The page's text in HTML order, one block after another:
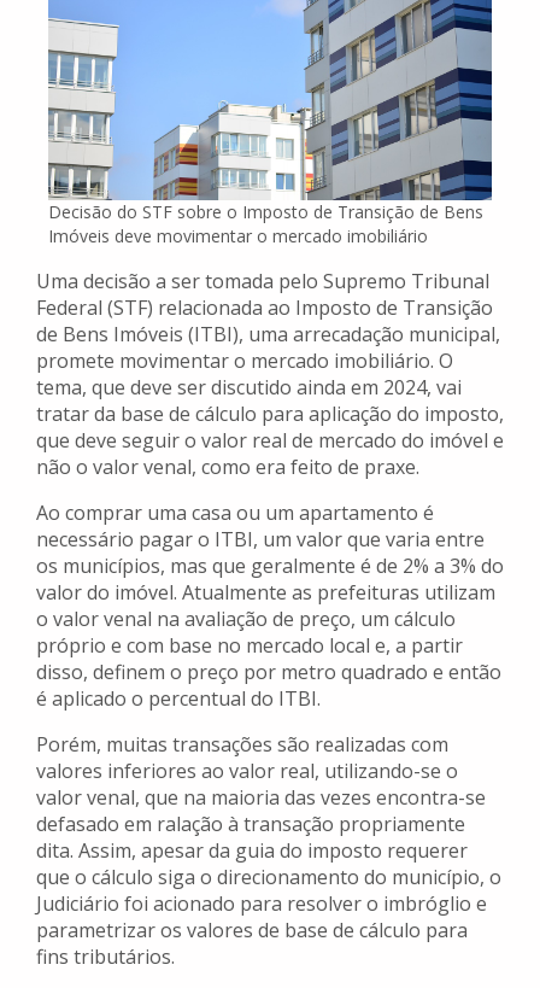
Decisão do STF sobre o Imposto de Transição de Bens
Imóveis deve movimentar o mercado imobiliário
Uma decisão a ser tomada pelo Supremo Tribunal
Federal (STF) relacionada ao Imposto de Transição
de Bens Imóveis (ITBI), uma arrecadação municipal,
promete movimentar o mercado imobiliário. O
tema, que deve ser discutido ainda em 2024, vai
tratar da base de cálculo para aplicação do imposto,
que deve seguir o valor real de mercado do imóvel e
não o valor venal, como era feito de praxe.
Ao comprar uma casa ou um apartamento é
necessário pagar o ITBI, um valor que varia entre
os municípios, mas que geralmente é de 2% a 3% do
valor do imóvel. Atualmente as prefeituras utilizam
o valor venal na avaliação de preço, um cálculo
próprio e com base no mercado local e, a partir
disso, definem o preço por metro quadrado e então
é aplicado o percentual do ITBI.
Porém, muitas transações são realizadas com
valores inferiores ao valor real, utilizando-se o
valor venal, que na maioria das vezes encontra-se
defasado em ralação à transação propriamente
dita. Assim, apesar da guia do imposto requerer
que o cálculo siga o direcionamento do município, o
Judiciário foi acionado para resolver o imbróglio e
parametrizar os valores de base de cálculo para
fins tributários.